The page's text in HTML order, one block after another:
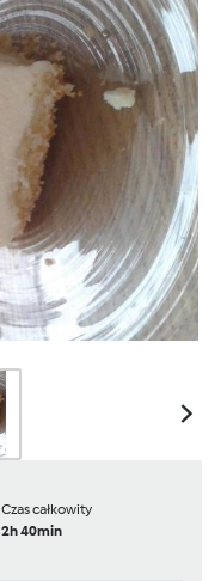
Czas całkowity
2h 40min